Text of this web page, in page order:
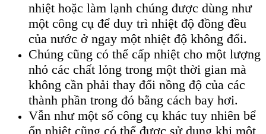
nhiệt hoặc làm lạnh chúng được dùng như
một công cụ để duy trì nhiệt độ đồng đều
của nước ở ngay một nhiệt độ không đổi.
Chúng cũng có thể cấp nhiệt cho một lượng
nhỏ các chất lỏng trong một thời gian mà
không cần phải thay đổi nồng độ của các
thành phần trong đó bằng cách bay hơi.
Vẫn như một số công cụ khác tuy nhiên bể
ổn nhiệt cũng có thể được sử dụng khi một